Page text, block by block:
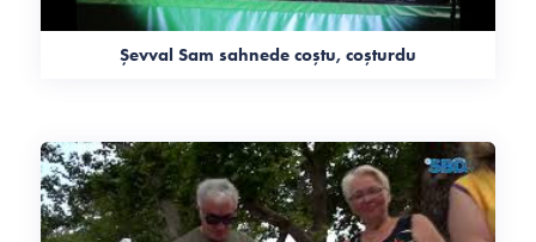
Şevval Sam sahnede coştu, coşturdu